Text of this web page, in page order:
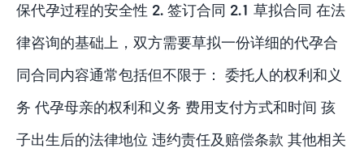
保代孕过程的安全性 2. 签订合同 2.1 草拟合同 在法
律咨询的基础上，双方需要草拟一份详细的代孕合
同合同内容通常包括但不限于： 委托人的权利和义
务 代孕母亲的权利和义务 费用支付方式和时间 孩
子出生后的法律地位 违约责任及赔偿条款 其他相关